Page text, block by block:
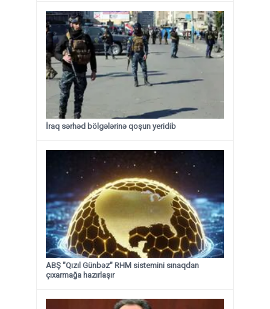
İraq sərhəd bölgələrinə qoşun yeridib
ABŞ "Qızıl Günbəz" RHM sistemini sınaqdan
çıxarmağa hazırlaşır